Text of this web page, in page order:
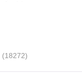
(18272)